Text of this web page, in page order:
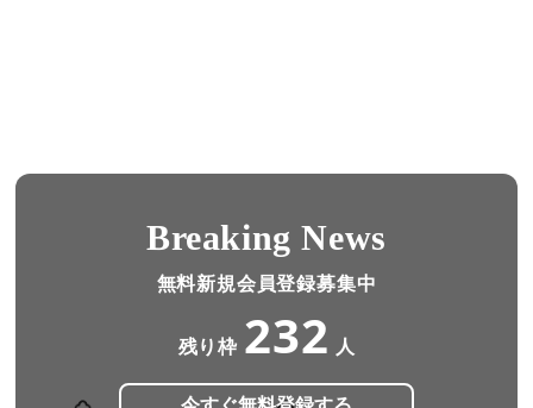
Breaking News
無料新規会員登録募集中
残り枠 232 人